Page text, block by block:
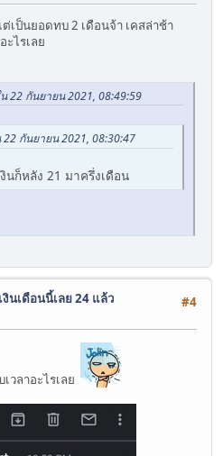
เป็นยอดทบ 2 เดือนจ้า เคสล่าช้า
ไรเลย
22 กันยายน 2021, 08:49:59
22 กันยายน 2021, 08:30:47
นก็หลัง 21 มาครึ่งเดือน
#4
นเดือนนี้เลย 24 แล้ว
วลาอะไรเลย